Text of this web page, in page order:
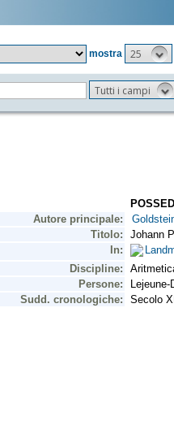
mostra
25
Tutti i campi